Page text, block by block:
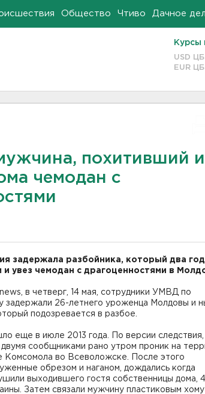
Общество Чтиво Дачное
Курсы
USD ЦБ
EUR ЦБ
похитивший
чемодан с
задержала разбойника, который два
и увез чемодан с драгоценностями в
в четверг, 14 мая, сотрудники УМВД по
задержали 26-летнего уроженца Молдовы и
подозревается в разбое.
еще в июле 2013 года. По версии следствия,
сообщниками рано утром проник на
Комсомола во Всеволожске. После этого
обрезом и наганом, дождались когда
выходившего гостя собственницы дома,
Затем связали мужчину пластиковым